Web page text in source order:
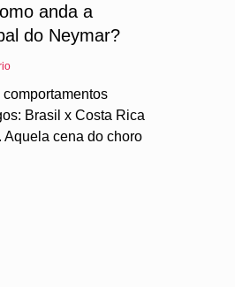
anda a
do Neymar?
Brasil x Costa Rica
cena do choro